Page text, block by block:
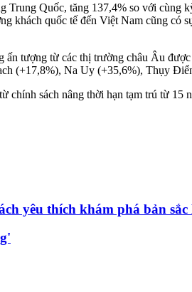
Quốc, tăng 137,4% so với
khách quốc tế đến Việt Nam cũng
tượng từ các thị trường châu Âu
(+17,8%), Na Uy (+35,6%), Thụy
chính sách nâng thời hạn tạm trú từ
yêu thích khám phá bản sắc